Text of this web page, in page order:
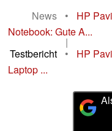
News •
HP
Notebook: Gute A...
|
Testbericht
•
HP
Laptop ...